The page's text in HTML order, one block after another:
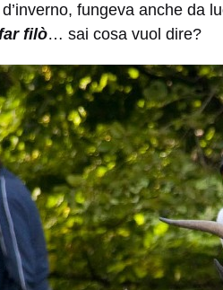
d’inverno, fungeva anche da
filò… sai cosa vuol dire?